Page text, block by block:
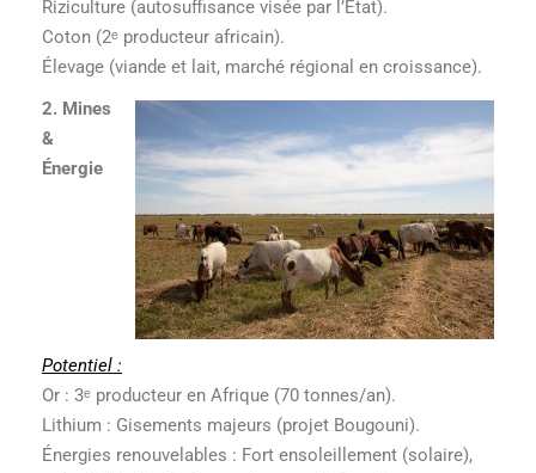
Riziculture (autosuffisance visée par l’État).
Coton (2ᵉ producteur africain).
Élevage (viande et lait, marché régional en croissance).
2. Mines
&
Énergie
Potentiel :
Or : 3ᵉ producteur en Afrique (70 tonnes/an).
Lithium : Gisements majeurs (projet Bougouni).
Énergies renouvelables : Fort ensoleillement (solaire),